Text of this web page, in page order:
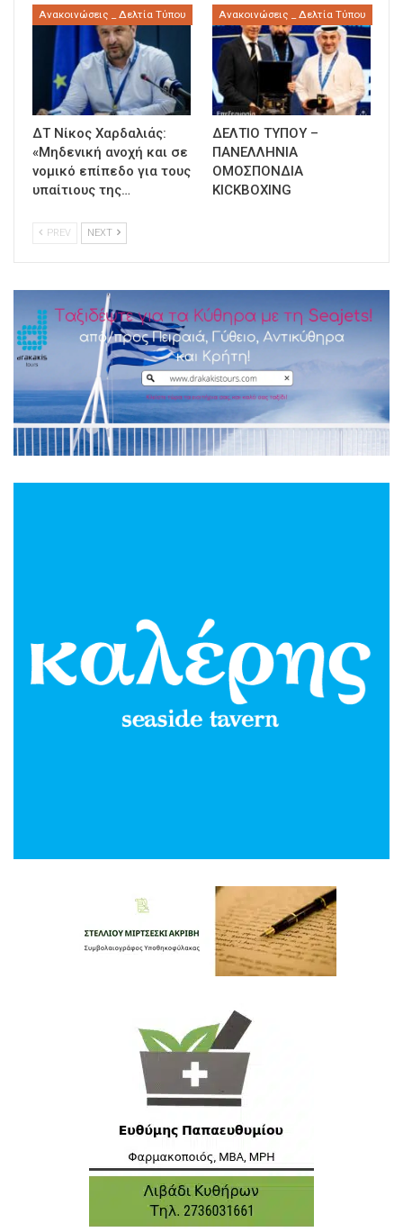
Ανακοινώσεις _ Δελτία Τύπου
ΔΤ Νίκος Χαρδαλιάς:
«Μηδενική ανοχή και σε
νομικό επίπεδο για τους
υπαίτιους της…
Ανακοινώσεις _ Δελτία Τύπου
ΔΕΛΤΙΟ ΤΥΠΟΥ –
ΠΑΝΕΛΛΗΝΙΑ
ΟΜΟΣΠΟΝΔΙΑ
KICKBOXING
PREV NEXT